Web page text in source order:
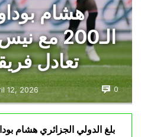
هشام
الـ200
تعادل
12, 2026 0